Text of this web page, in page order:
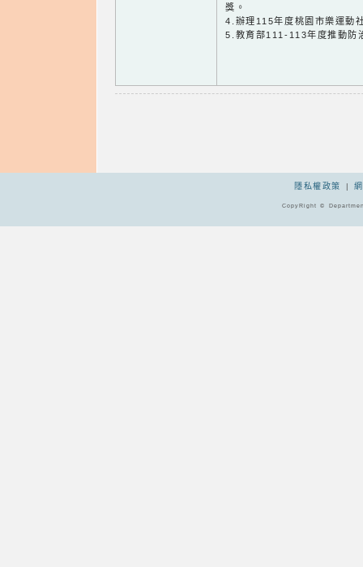
獎。
4.辦理115年度桃園市樂運動
5.教育部111-113年度推動防
隱私權政策 |
CopyRight ©